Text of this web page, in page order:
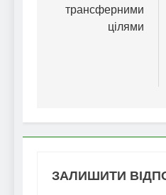
трансферними
цілями
ЗАЛИШИТИ